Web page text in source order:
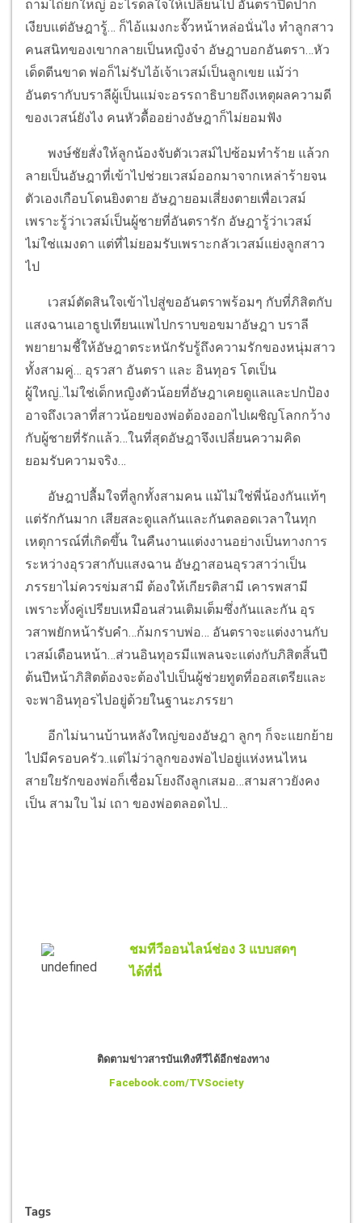
ถามไถ่ยกใหญ่ อะไรดลใจให้เปลี่ยนไป อันตราปิดปาก
เงียบแต่อัษฎารู้… ก็ไอ้แมงกะจั๊วหน้าหล่อนั่นไง ทำลูกสาว
คนสนิทของเขากลายเป็นหญิงจ๋า อัษฎาบอกอันตรา…หัว
เด็ดตีนขาด พ่อก็ไม่รับไอ้เจ้าเวสม์เป็นลูกเขย แม้ว่า
อันตรากับบราลีผู้เป็นแม่จะอรรถาธิบายถึงเหตุผลความดี
ของเวสน์ยังไง คนหัวดื้ออย่างอัษฎาก็ไม่ยอมฟัง
พงษ์ชัยสั่งให้ลูกน้องจับตัวเวสม์ไปซ้อมทำร้าย แล้วก
ลายเป็นอัษฎาที่เข้าไปช่วยเวสม์ออกมาจากเหล่าร้ายจน
ตัวเองเกือบโดนยิงตาย อัษฎายอมเสี่ยงตายเพื่อเวสม์
เพราะรู้ว่าเวสม์เป็นผู้ชายที่อันตรารัก อัษฎารู้ว่าเวสม์
ไม่ใช่แมงดา แต่ที่ไม่ยอมรับเพราะกลัวเวสม์แย่งลูกสาว
ไป
เวสม์ตัดสินใจเข้าไปสู่ขออันตราพร้อมๆ กับที่ภิสิตกับ
แสงฉานเอาธูปเทียนแพไปกราบขอขมาอัษฎา บราลี
พยายามชี้ให้อัษฎาตระหนักรับรู้ถึงความรักของหนุ่มสาว
ทั้งสามคู่… อุรวสา อันตรา และ อินทุอร โตเป็น
ผู้ใหญ่..ไม่ใช่เด็กหญิงตัวน้อยที่อัษฎาเคยดูแลและปกป้อง
อาจถึงเวลาที่สาวน้อยของพ่อต้องออกไปเผชิญโลกกว้าง
กับผู้ชายที่รักแล้ว…ในที่สุดอัษฎาจึงเปลี่ยนความคิด
ยอมรับความจริง…
อัษฎาปลื้มใจที่ลูกทั้งสามคน แม้ไม่ใช่พี่น้องกันแท้ๆ
แต่รักกันมาก เสียสละดูแลกันและกันตลอดเวลาในทุก
เหตุการณ์ที่เกิดขึ้น ในคืนงานแต่งงานอย่างเป็นทางการ
ระหว่างอุรวสากับแสงฉาน อัษฎาสอนอุรวสาว่าเป็น
ภรรยาไม่ควรข่มสามี ต้องให้เกียรติสามี เคารพสามี
เพราะทั้งคู่เปรียบเหมือนส่วนเติมเต็มซึ่งกันและกัน อุร
วสาพยักหน้ารับคำ…ก้มกราบพ่อ… อันตราจะแต่งงานกับ
เวสม์เดือนหน้า…ส่วนอินทุอรมีแพลนจะแต่งกับภิสิตสิ้นปี
ต้นปีหน้าภิสิตต้องจะต้องไปเป็นผู้ช่วยทูตที่ออสเตรียและ
จะพาอินทุอรไปอยู่ด้วยในฐานะภรรยา
อีกไม่นานบ้านหลังใหญ่ของอัษฎา ลูกๆ ก็จะแยกย้าย
ไปมีครอบครัว..แต่ไม่ว่าลูกของพ่อไปอยู่แห่งหนไหน
สายใยรักของพ่อก็เชื่อมโยงถึงลูกเสมอ…สามสาวยังคง
เป็น สามใบ ไม่ เถา ของพ่อตลอดไป…
ชมทีวีออนไลน์ช่อง 3 แบบสดๆ
ได้ที่นี่
ติดตามข่าวสารบันเทิงทีวีได้อีกช่องทาง
Facebook.com/TVSociety
Tags